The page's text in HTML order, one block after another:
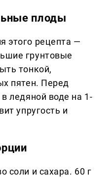
плоды
этого рецепта —
грунтовые
тонкой,
пятен. Перед
ледяной воде на 1-
упругость и
соли и сахара. 60 г